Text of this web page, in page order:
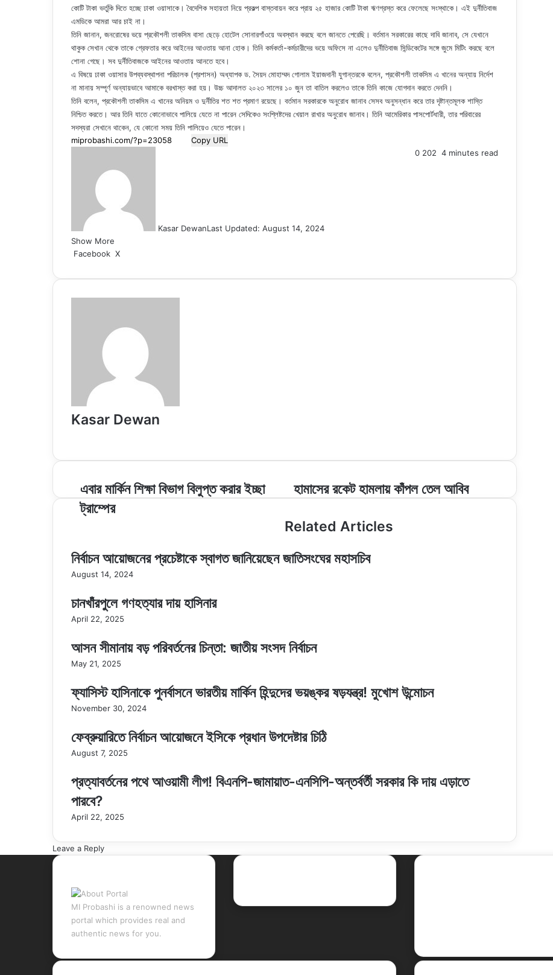
কোটি টাকা ভর্তুকি দিতে হচ্ছে ঢাকা ওয়াসাকে। বৈদেশিক সহায়তা নিয়ে প্রকল্প বাস্তবায়ন করে প্রায় ২৫ হাজার কোটি টাকা ঋণগ্রস্ত করে ফেলেছে সংস্থাকে। এই দুর্নীতিবাজ
এমডিকে আমরা আর চাই না।
তিনি জানান, জনরোষের ভয়ে প্রকৌশলী তাকসিম বাসা ছেড়ে হোটেল সোনারগাঁওয়ে অবস্থান করছে বলে জানতে পেরেছি। বর্তমান সরকারের কাছে দাবি জানাব, সে যেখানে
থাকুক সেখান থেকে তাকে গ্রেফতার করে আইনের আওতায় আনা হোক। তিনি কর্মকর্তা-কর্মচারীদের ভয়ে অফিসে না এলেও দুর্নীতিবাজ সিন্ডিকেটের সঙ্গে জুমে মিটিং করছে বলে
শোনা গেছে। সব দুর্নীতিবাজকে আইনের আওতায় আনতে হবে।
এ বিষয়ে ঢাকা ওয়াসার উপব্যবস্থাপনা পরিচালক (প্রশাসন) অধ্যাপক ড. সৈয়দ মোহাম্মদ গোলাম ইয়াজদানী যুগান্তরকে বলেন, প্রকৌশলী তাকসিম এ খানের অন্যায় নির্দেশ
না মানায় সম্পূর্ণ অন্যায়ভাবে আমাকে বরখাস্ত করা হয়। উচ্চ আদালত ২০২৩ সালের ১০ জুন তা বাতিল করলেও তাকে তিনি কাজে যোগদান করতে দেননি।
তিনি বলেন, প্রকৌশলী তাকসিম এ খানের অনিয়ম ও দুর্নীতির শত শত প্রমাণ রয়েছে। বর্তমান সরকারকে অনুরোধ জানাব সেসব অনুসন্ধান করে তার দৃষ্টান্তমূলক শাস্তি
নিশ্চিত করতে। আর তিনি যাতে কোনোভাবে পালিয়ে যেতে না পারেন সেদিকেও সংশ্লিষ্টদের খেয়াল রাখার অনুরোধ জানাব। তিনি আমেরিকার পাসপোর্টধারী, তার পরিবারের
সদস্যরা সেখানে থাকেন, যে কোনো সময় তিনি পালিয়েও যেতে পারেন।
Copy URL
Kasar DewanLast Updated: August 14, 2024
0 202 4 minutes read
Show More
Facebook X
Email
Kasar Dewan
এবার
মার্কিন
শিক্ষা
ইচ্ছা
ট্রাম্পের
এবার মার্কিন শিক্ষা বিভাগ বিলুপ্ত করার ইচ্ছা
ট্রাম্পের
হামাসের
রকেট
কাঁপল
হামাসের রকেট হামলায় কাঁপল তেল আবিব
Related Articles
নির্বাচন আয়োজনের প্রচেষ্টাকে স্বাগত জানিয়েছেন জাতিসংঘের মহাসচিব
August 14, 2024
চানখাঁরপুলে গণহত্যার দায় হাসিনার
April 22, 2025
আসন সীমানায় বড় পরিবর্তনের চিন্তা: জাতীয় সংসদ নির্বাচন
May 21, 2025
ফ্যাসিস্ট হাসিনাকে পুনর্বাসনে ভারতীয় মার্কিন হিন্দুদের ভয়ঙ্কর ষড়যন্ত্র! মুখোশ উন্মোচন
November 30, 2024
ফেব্রুয়ারিতে নির্বাচন আয়োজনে ইসিকে প্রধান উপদেষ্টার চিঠি
August 7, 2025
প্রত্যাবর্তনের পথে আওয়ামী লীগ! বিএনপি-জামায়াত-এনসিপি-অন্তর্বর্তী সরকার কি দায় এড়াতে
পারবে?
April 22, 2025
Leave a Reply
MI Probashi is a renowned news
portal which provides real and
authentic news for you.